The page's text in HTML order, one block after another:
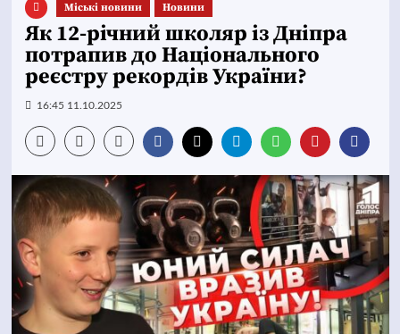
Mіські новини Новини
Як 12-річний школяр із Дніпра
потрапив до Національного
реєстру рекордів України?
16:45 11.10.2025